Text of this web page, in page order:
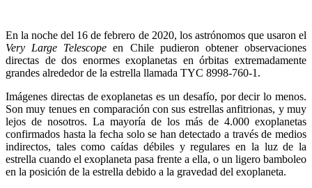
En la noche del 16 de febrero de 2020, los astrónomos que usaron el
Very Large Telescope en Chile pudieron obtener observaciones
directas de dos enormes exoplanetas en órbitas extremadamente
grandes alrededor de la estrella llamada TYC 8998-760-1.
Imágenes directas de exoplanetas es un desafío, por decir lo menos.
Son muy tenues en comparación con sus estrellas anfitrionas, y muy
lejos de nosotros. La mayoría de los más de 4.000 exoplanetas
confirmados hasta la fecha solo se han detectado a través de medios
indirectos, tales como caídas débiles y regulares en la luz de la
estrella cuando el exoplaneta pasa frente a ella, o un ligero bamboleo
en la posición de la estrella debido a la gravedad del exoplaneta.